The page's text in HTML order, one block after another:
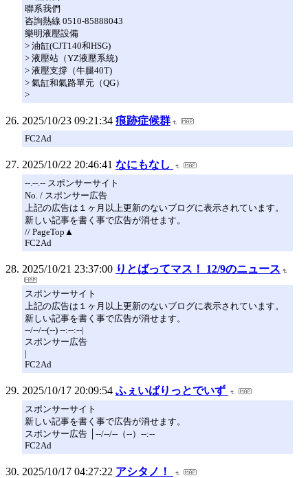
聯系我們
咨詢熱線 0510-85888043
樂明液壓設備
> 油缸(CJT140和HSG)
> 液壓站（YZ液壓系統)
> 液壓支撐（牛腿40T)
> 氣缸和氣路單元（QG）
>
2025/10/23 09:21:34 痕跡症候群
FC2Ad
2025/10/22 20:46:41 なにもなし
--.--.-- スポンサーサイト
No. / スポンサー広告
上記の広告は１ヶ月以上更新のないブログに表示されています。
新しい記事を書く事で広告が消せます。
// PageTop▲
FC2Ad
2025/10/21 23:37:00 りとばってマス！ 12/9のニュース
スポンサーサイト
上記の広告は１ヶ月以上更新のないブログに表示されています。
新しい記事を書く事で広告が消せます。
--/--/--(--) --:--:--|
スポンサー広告
|
FC2Ad
2025/10/17 20:09:54 ふぇいばりっとでいず
スポンサーサイト
新しい記事を書く事で広告が消せます。
スポンサー広告 │--/--/--（--）--:--
FC2Ad
2025/10/17 04:27:22 アシタノ！